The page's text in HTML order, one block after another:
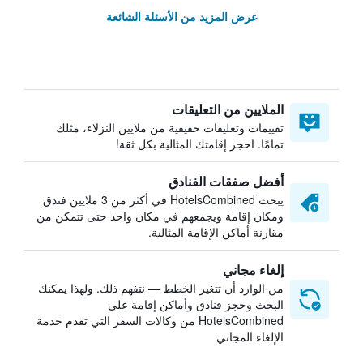
عرض المزيد من الأسئلة الشائعة
الملايين من التعليقات
تقييمات وتعليقات حقيقية من ملايين النزلاء، مثلك
تمامًا. احجز إقامتك المثالية بكل ثقة!
أفضل صفقات الفنادق
يبحث HotelsCombined في أكثر من 3 ملايين فندق
ومكان إقامة ويجمعهم في مكان واحد حتى تتمكن من
مقارنة أماكن الإقامة المثالية.
إلغاء مجاني
من الوارد أن تتغير الخطط — نتفهم ذلك. ولهذا يمكنك
البحث وحجز فنادق وأماكن إقامة على
HotelsCombined من وكالات السفر التي تقدم خدمة
الإلغاء المجاني